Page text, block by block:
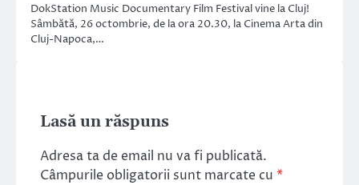
DokStation Music Documentary Film Festival vine la Cluj!
Sâmbătă, 26 octombrie, de la ora 20.30, la Cinema Arta din
Cluj-Napoca,…
Lasă un răspuns
Adresa ta de email nu va fi publicată.
Câmpurile obligatorii sunt marcate cu *